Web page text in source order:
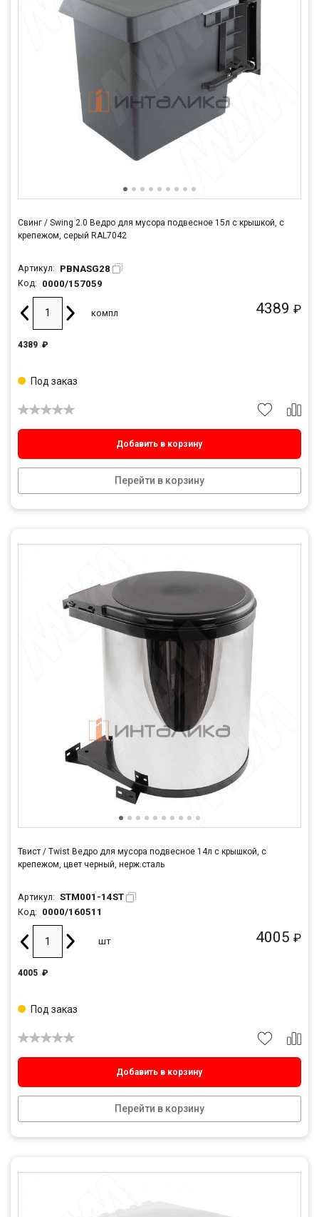
Свинг / Swing 2.0 Ведро для мусора подвесное 15л с крышкой, с
крепежом, серый RAL7042
Артикул: PBNASG28
Код: 0000/157059
4389 ₽
компл
4389 ₽
Добавить в корзину
Перейти в корзину
Под заказ
Твист / Twist Ведро для мусора подвесное 14л с крышкой, с
крепежом, цвет черный, нерж.сталь
Артикул: STM001-14ST
Код: 0000/160511
4005 ₽
шт
4005 ₽
Добавить в корзину
Перейти в корзину
Под заказ